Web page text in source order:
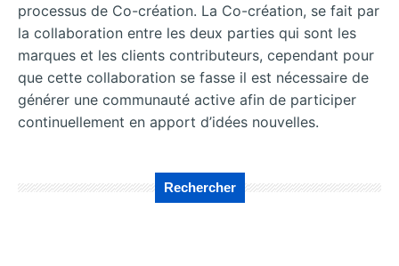
processus de Co-création. La Co-création, se fait par
la collaboration entre les deux parties qui sont les
marques et les clients contributeurs, cependant pour
que cette collaboration se fasse il est nécessaire de
générer une communauté active afin de participer
continuellement en apport d’idées nouvelles.
Rechercher